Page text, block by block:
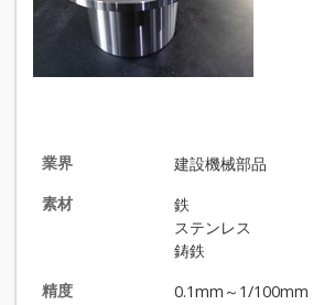
業界
建設機械部品
素材
鉄
ステンレス
鋳鉄
精度
0.1mm～1/100mm